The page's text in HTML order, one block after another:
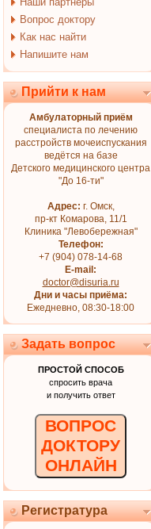
Вопрос доктору
Как нас найти
Напишите нам
Прийти к нам
Амбулаторный приём
специалиста по лечению
расстройств мочеиспускания
ведётся на базе
Детского медицинского центра
"До 16-ти"
Адрес: г. Омск,
пр-кт Комарова, 11/1
Клиника "Левобережная"
Телефон:
+7 (904) 078-14-68
E-mail:
doctor@disuria.ru
Дни и часы приёма:
Ежедневно, 08:30-18:00
Задать вопрос
ПРОСТОЙ СПОСОБ
спросить врача
и получить ответ
ВОПРОС
ДОКТОРУ
ОНЛАЙН
Регистратура